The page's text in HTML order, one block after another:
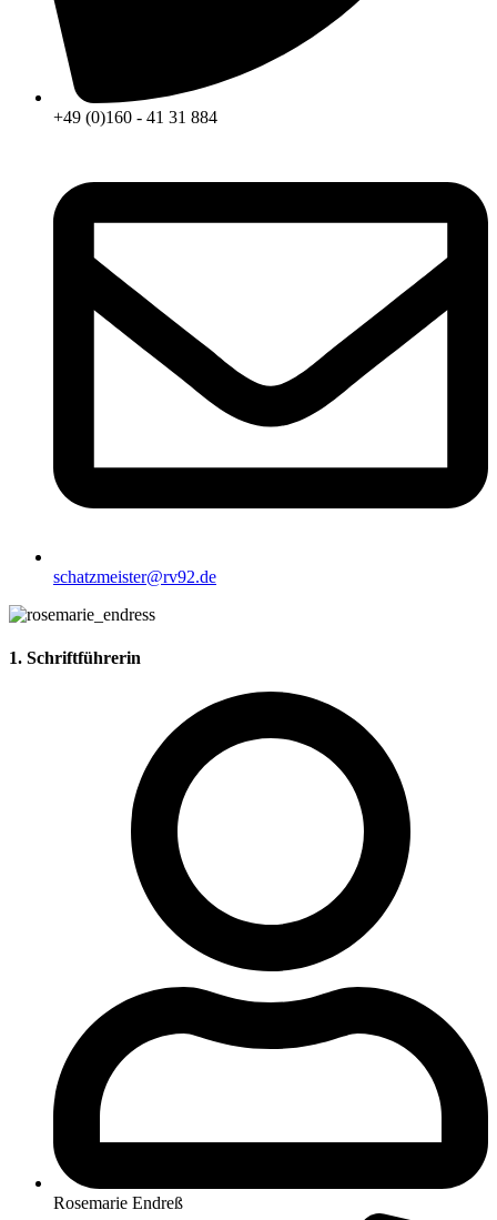
+49 (0)160 - 41 31 884
schatzmeister@rv92.de
1. Schriftführerin
Rosemarie Endreß